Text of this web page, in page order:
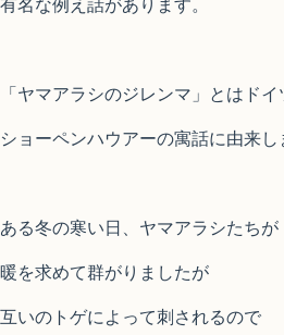
「ヤマアラシのジレンマ」とはド
ショーペンハウアーの寓話に由来し
ある冬の寒い日、ヤマアラシたちが
暖を求めて群がりましたが
互いのトゲによって刺されるので